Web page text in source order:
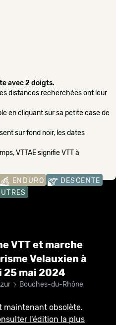
avec 2 doigts.
distances recherchées ont leur
en cliquant sur sa petite case de
sur fond noir, les dates
VTTAE signifie VTT à
ENDURO
DESCENTE
VTT et marche
Velauxien à
25 mai 2024
Bouches-du-Rhône
maintenant obsolète.
l'édition la plus